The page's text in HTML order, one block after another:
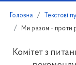
Головна
Текстові
Ми разом - проти
Комітет з